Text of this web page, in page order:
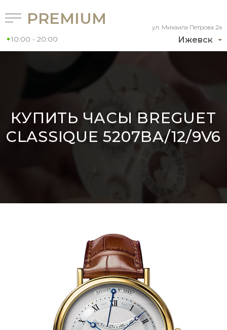
Ижевск
ул. Михаила Петрова 2а
PREMIUM
10:00 - 20:00
КУПИТЬ ЧАСЫ BREGUET
CLASSIQUE 5207BA/12/9V6